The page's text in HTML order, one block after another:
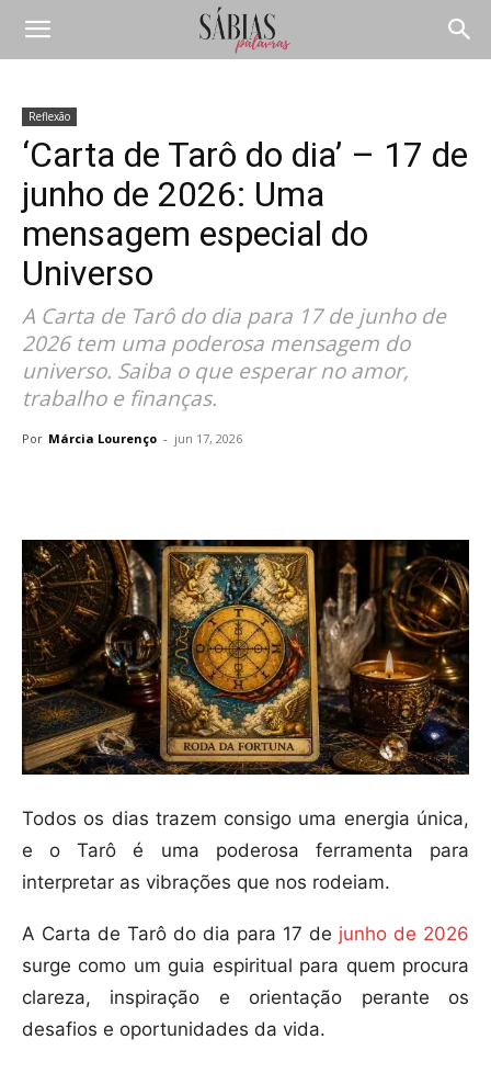
Reflexão
‘Carta de Tarô do dia’ – 17 de
junho de 2026: Uma
mensagem especial do
Universo
A Carta de Tarô do dia para 17 de junho de
2026 tem uma poderosa mensagem do
universo. Saiba o que esperar no amor,
trabalho e finanças.
Por Márcia Lourenço - jun 17, 2026
Todos os dias trazem consigo uma energia única,
e o Tarô é uma poderosa ferramenta para
interpretar as vibrações que nos rodeiam.
A Carta de Tarô do dia para 17 de junho de 2026
surge como um guia espiritual para quem procura
clareza, inspiração e orientação perante os
desafios e oportunidades da vida.